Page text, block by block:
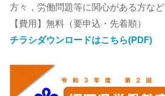
方々，労働問題等に関心がある方など
【費用】無料（要申込・先着順）
チラシダウンロードはこちら(PDF)